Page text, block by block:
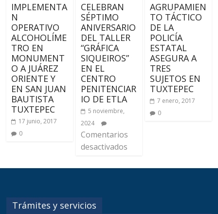
IMPLEMENTA
N
OPERATIVO
ALCOHOLÍME
TRO EN
MONUMENT
O A JUÁREZ
ORIENTE Y
EN SAN JUAN
BAUTISTA
TUXTEPEC
17 junio, 2017
0
CELEBRAN
SÉPTIMO
ANIVERSARIO
DEL TALLER
“GRÁFICA
SIQUEIROS”
EN EL
CENTRO
PENITENCIAR
IO DE ETLA
5 noviembre,
2024
Comentarios
desactivados
AGRUPAMIEN
TO TÁCTICO
DE LA
POLICÍA
ESTATAL
ASEGURA A
TRES
SUJETOS EN
TUXTEPEC
7 enero, 2017
0
Trámites y servicios